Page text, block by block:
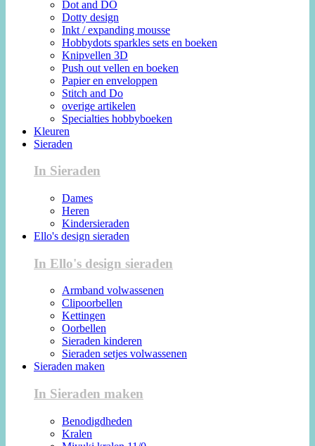
Dot and DO
Dotty design
Inkt / expanding mousse
Hobbydots sparkles sets en boeken
Knipvellen 3D
Push out vellen en boeken
Papier en enveloppen
Stitch and Do
overige artikelen
Specialties hobbyboeken
Kleuren
Sieraden
In Sieraden
Dames
Heren
Kindersieraden
Ello's design sieraden
In Ello's design sieraden
Armband volwassenen
Clipoorbellen
Kettingen
Oorbellen
Sieraden kinderen
Sieraden setjes volwassenen
Sieraden maken
In Sieraden maken
Benodigdheden
Kralen